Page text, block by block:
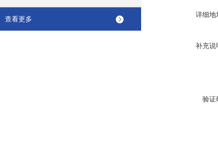
查看更多
详细地
补充说
验证